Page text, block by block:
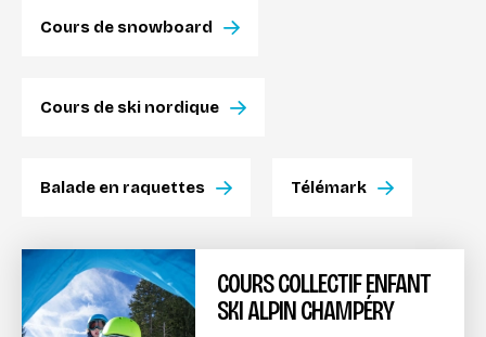
Cours de snowboard
Cours de ski nordique
Balade en raquettes Télémark
COURS COLLECTIF ENFANT
SKI ALPIN CHAMPÉRY